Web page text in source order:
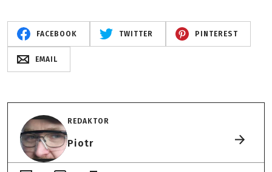
FACEBOOK TWITTER PINTEREST
EMAIL
REDAKTOR
Piotr